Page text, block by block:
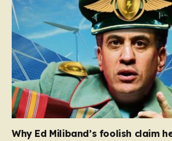
Why Ed Miliband’s foolish claim